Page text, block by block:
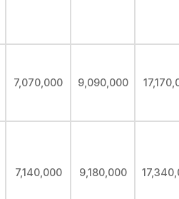
7,070,000 9,090,000
7,140,000 9,180,000